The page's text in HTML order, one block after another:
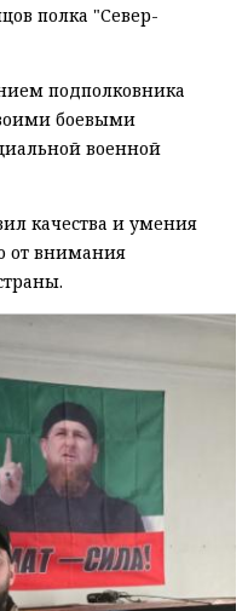
полка "Север-
подполковника
боевыми
военной
качества и умения
от внимания